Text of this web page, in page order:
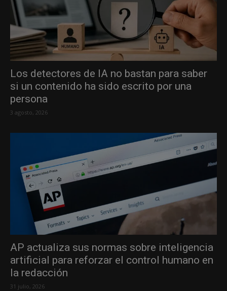
Los detectores de IA no bastan para saber
si un contenido ha sido escrito por una
persona
3 agosto, 2026
AP actualiza sus normas sobre inteligencia
artificial para reforzar el control humano en
la redacción
31 julio, 2026